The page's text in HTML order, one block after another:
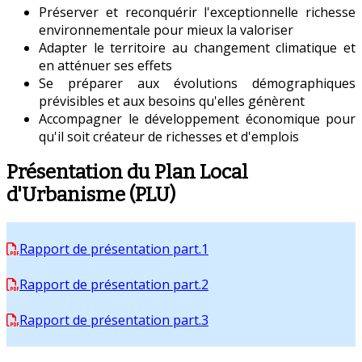
Préserver et reconquérir l'exceptionnelle richesse
environnementale pour mieux la valoriser
Adapter le territoire au changement climatique et
en atténuer ses effets
Se préparer aux évolutions démographiques
prévisibles et aux besoins qu'elles génèrent
Accompagner le développement économique pour
qu'il soit créateur de richesses et d'emplois
Présentation du Plan Local
d'Urbanisme (PLU)
Rapport de présentation part.1
Rapport de présentation part.2
Rapport de présentation part.3